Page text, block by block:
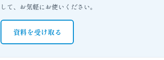
して、お気軽にお使いください。
資料を受け取る